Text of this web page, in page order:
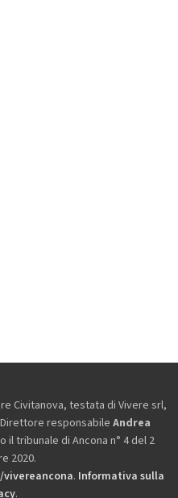
Civitanova, testata di Vivere srl,
responsabile Andrea
il tribunale di Ancona n° 4 del 2
2020.
. Informativa sulla
.